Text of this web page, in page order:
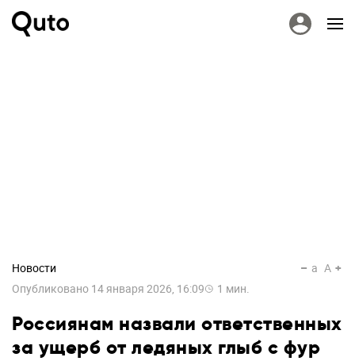
Новости
Опубликовано 14 января 2026, 16:09 1 мин.
a A
Россиянам назвали ответственных
за ущерб от ледяных глыб с фур